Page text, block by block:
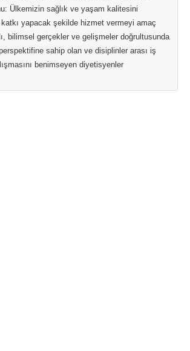
Ülkemizin sağlık ve yaşam kalitesini
yapacak şekilde hizmet vermeyi amaç
bilimsel gerçekler ve gelişmeler doğrultusunda
sahip olan ve disiplinler arası iş
benimseyen diyetisyenler